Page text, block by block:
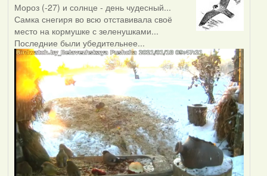
Мороз (-27) и солнце - день чудесный...
Самка снегиря во всю отставивала своё
место на кормушке с зеленушками...
Последние были убедительнее...